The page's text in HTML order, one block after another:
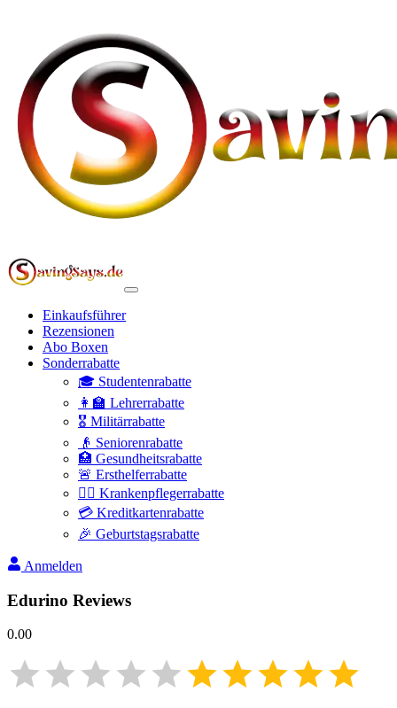
Einkaufsführer
Rezensionen
Abo Boxen
Sonderrabatte
🎓 Studentenrabatte
👩‍🏫 Lehrerrabatte
🎖️ Militärrabatte
👴 Seniorenrabatte
🏥 Gesundheitsrabatte
🚨 Ersthelferrabatte
👩‍⚕️ Krankenpflegerrabatte
💳 Kreditkartenrabatte
🎉 Geburtstagsrabatte
Anmelden
Edurino Reviews
0.00